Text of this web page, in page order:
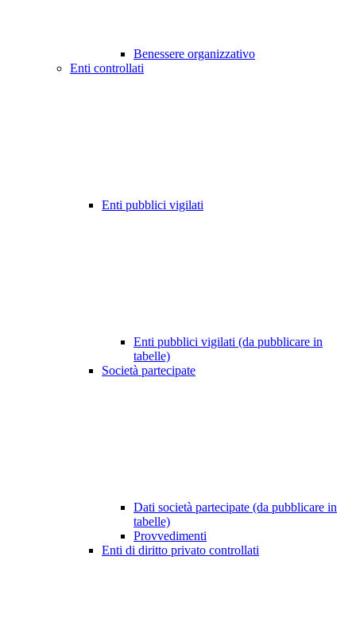
Benessere organizzativo
Enti controllati
Enti pubblici vigilati
Enti pubblici vigilati (da pubblicare in
tabelle)
Società partecipate
Dati società partecipate (da pubblicare in
tabelle)
Provvedimenti
Enti di diritto privato controllati